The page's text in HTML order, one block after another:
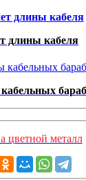
длины кабеля
цветной металл